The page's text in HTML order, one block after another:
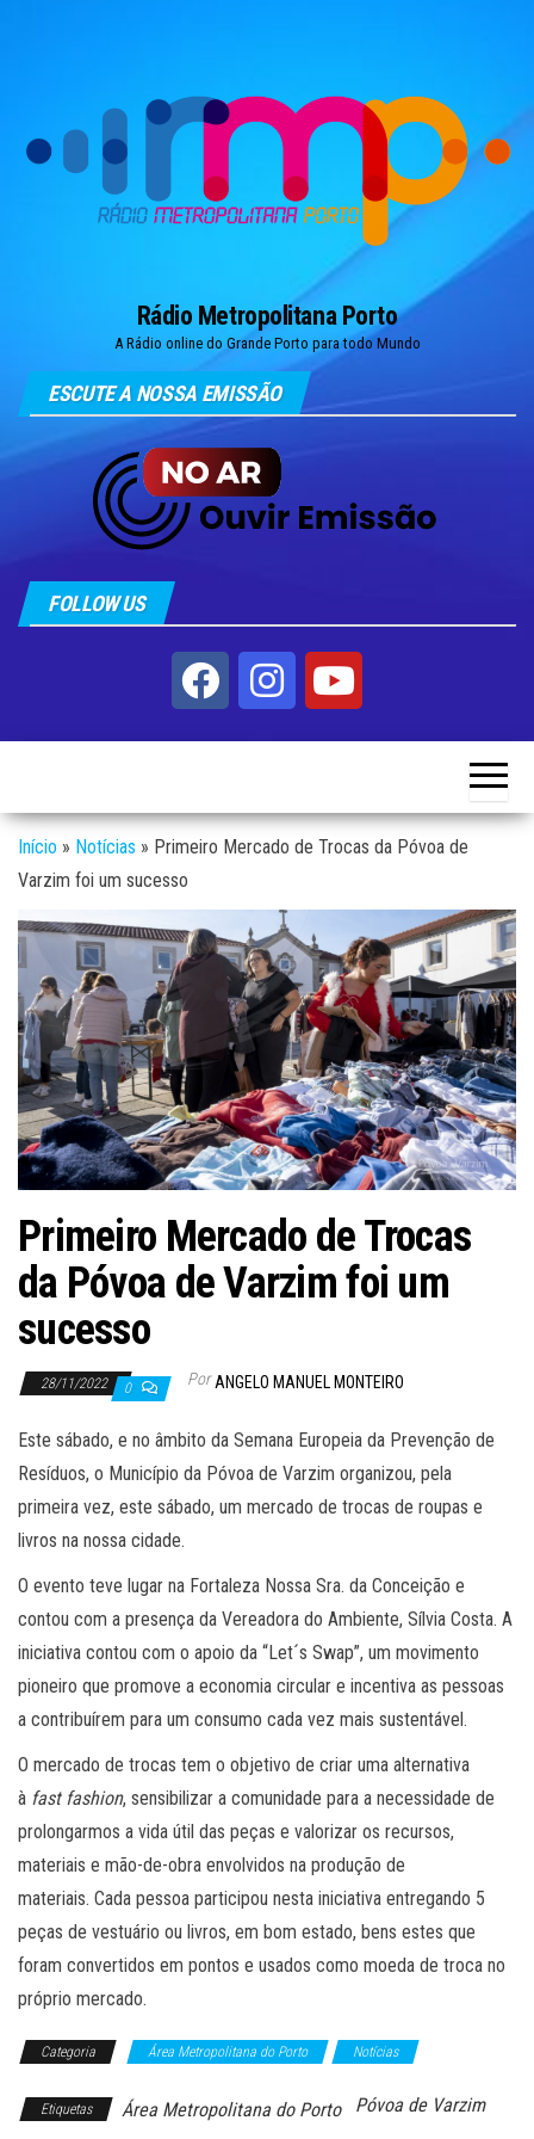
Rádio Metropolitana Porto
A Rádio online do Grande Porto para todo Mundo
ESCUTE A NOSSA EMISSÃO
FOLLOW US
Início » Notícias » Primeiro Mercado de Trocas da Póvoa de
Varzim foi um sucesso
Primeiro Mercado de Trocas
da Póvoa de Varzim foi um
sucesso
28/11/2022 0 Por ANGELO MANUEL MONTEIRO
Este sábado, e no âmbito da Semana Europeia da Prevenção de
Resíduos, o Município da Póvoa de Varzim organizou, pela
primeira vez, este sábado, um mercado de trocas de roupas e
livros na nossa cidade.
O evento teve lugar na Fortaleza Nossa Sra. da Conceição e
contou com a presença da Vereadora do Ambiente, Sílvia Costa. A
iniciativa contou com o apoio da “Let´s Swap”, um movimento
pioneiro que promove a economia circular e incentiva as pessoas
a contribuírem para um consumo cada vez mais sustentável.
O mercado de trocas tem o objetivo de criar uma alternativa
à fast fashion, sensibilizar a comunidade para a necessidade de
prolongarmos a vida útil das peças e valorizar os recursos,
materiais e mão-de-obra envolvidos na produção de
materiais. Cada pessoa participou nesta iniciativa entregando 5
peças de vestuário ou livros, em bom estado, bens estes que
foram convertidos em pontos e usados como moeda de troca no
próprio mercado.
Categoria Área Metropolitana do Porto Notícias
Etiquetas Área Metropolitana do Porto Póvoa de Varzim